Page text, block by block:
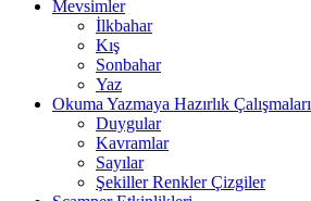
Mevsimler
İlkbahar
Kış
Sonbahar
Yaz
Okuma Yazmaya Hazırlık Çalışmaları
Duygular
Kavramlar
Sayılar
Şekiller Renkler Çizgiler